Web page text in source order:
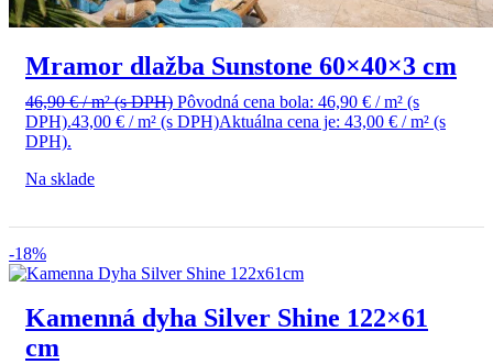
Mramor dlažba Sunstone 60×40×3 cm
46,90€/ m²(s DPH) Pôvodná cena bola: 46,90 € / m² (s
DPH).43,00 € / m² (s DPH)Aktuálna cena je: 43,00 € / m² (s
DPH).
Na sklade
-18%
Kamenná dyha Silver Shine 122×61
cm